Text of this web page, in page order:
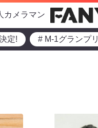
カメラマン
定! # M-1グランプリ